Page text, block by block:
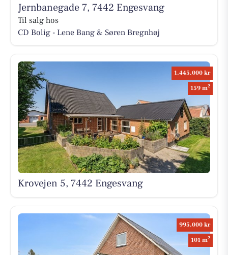
Jernbanegade 7, 7442 Engesvang
Til salg hos
CD Bolig - Lene Bang & Søren Bregnhøj
1.445.000 kr
159 m2
Krovejen 5, 7442 Engesvang
995.000 kr
101 m2